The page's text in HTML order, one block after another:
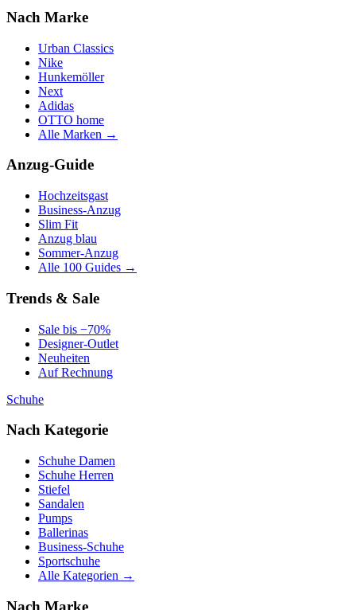
Nach Marke
Urban Classics
Nike
Hunkemöller
Next
Adidas
OTTO home
Alle Marken →
Anzug-Guide
Hochzeitsgast
Business-Anzug
Slim Fit
Anzug blau
Sommer-Anzug
Alle 100 Guides →
Trends & Sale
Sale bis −70%
Designer-Outlet
Neuheiten
Auf Rechnung
Schuhe
Nach Kategorie
Schuhe Damen
Schuhe Herren
Stiefel
Sandalen
Pumps
Ballerinas
Business-Schuhe
Sportschuhe
Alle Kategorien →
Nach Marke